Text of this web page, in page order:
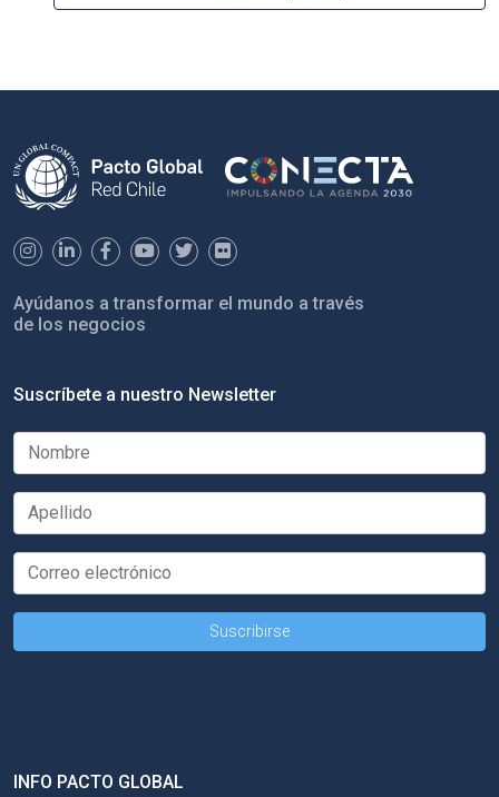
Ayúdanos a transformar el mundo a través
de los negocios
Suscríbete a nuestro Newsletter
INFO PACTO GLOBAL